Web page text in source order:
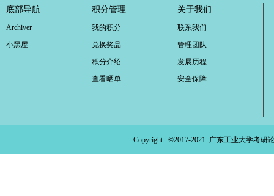
底部导航
Archiver
小黑屋
积分管理
我的积分
兑换奖品
积分介绍
查看晒单
关于我们
联系我们
管理团队
发展历程
安全保障
Copyright ©2017-2021 广东工业大学考研